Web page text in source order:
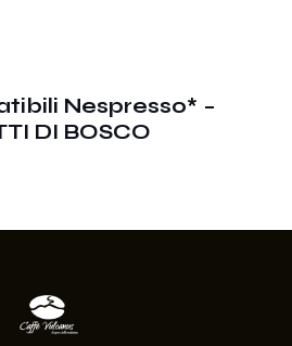
Nespresso* –
DI BOSCO